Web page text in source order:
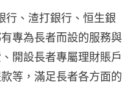
行、渣打銀行、恒生銀
專為長者而設的服務與
開設長者專屬理財賬戶
等，滿足長者各方面的